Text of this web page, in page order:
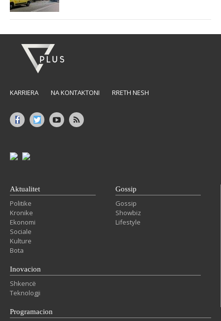
KARRIERA NA KONTAKTONI RRETH NESH
Aktualitet
Politike
Kronike
Ekonomi
Sociale
Kulture
Bota
Gossip
Gossip
Showbiz
Lifestyle
Inovacion
Shkencë
Teknologji
Programacion